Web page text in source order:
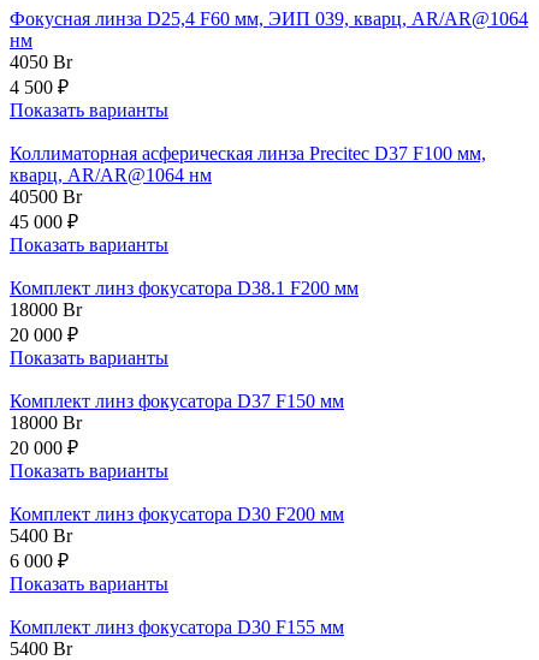
Фокусная линза D25,4 F60 мм, ЭИП 039, кварц, AR/AR@1064
нм
4050 Br
4 500 ₽
Показать варианты
Коллиматорная асферическая линза Precitec D37 F100 мм,
кварц, AR/AR@1064 нм
40500 Br
45 000 ₽
Показать варианты
Комплект линз фокусатора D38.1 F200 мм
18000 Br
20 000 ₽
Показать варианты
Комплект линз фокусатора D37 F150 мм
18000 Br
20 000 ₽
Показать варианты
Комплект линз фокусатора D30 F200 мм
5400 Br
6 000 ₽
Показать варианты
Комплект линз фокусатора D30 F155 мм
5400 Br